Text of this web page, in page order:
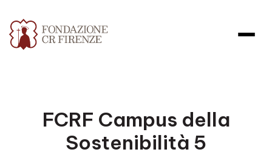
FCRF Campus della
Sostenibilità 5